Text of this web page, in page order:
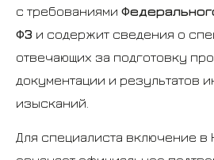
с требованиями
ФЗ и содержит сведения о
отвечающих за подготовку
документации и результатов
изысканий.
Для специалиста включение в